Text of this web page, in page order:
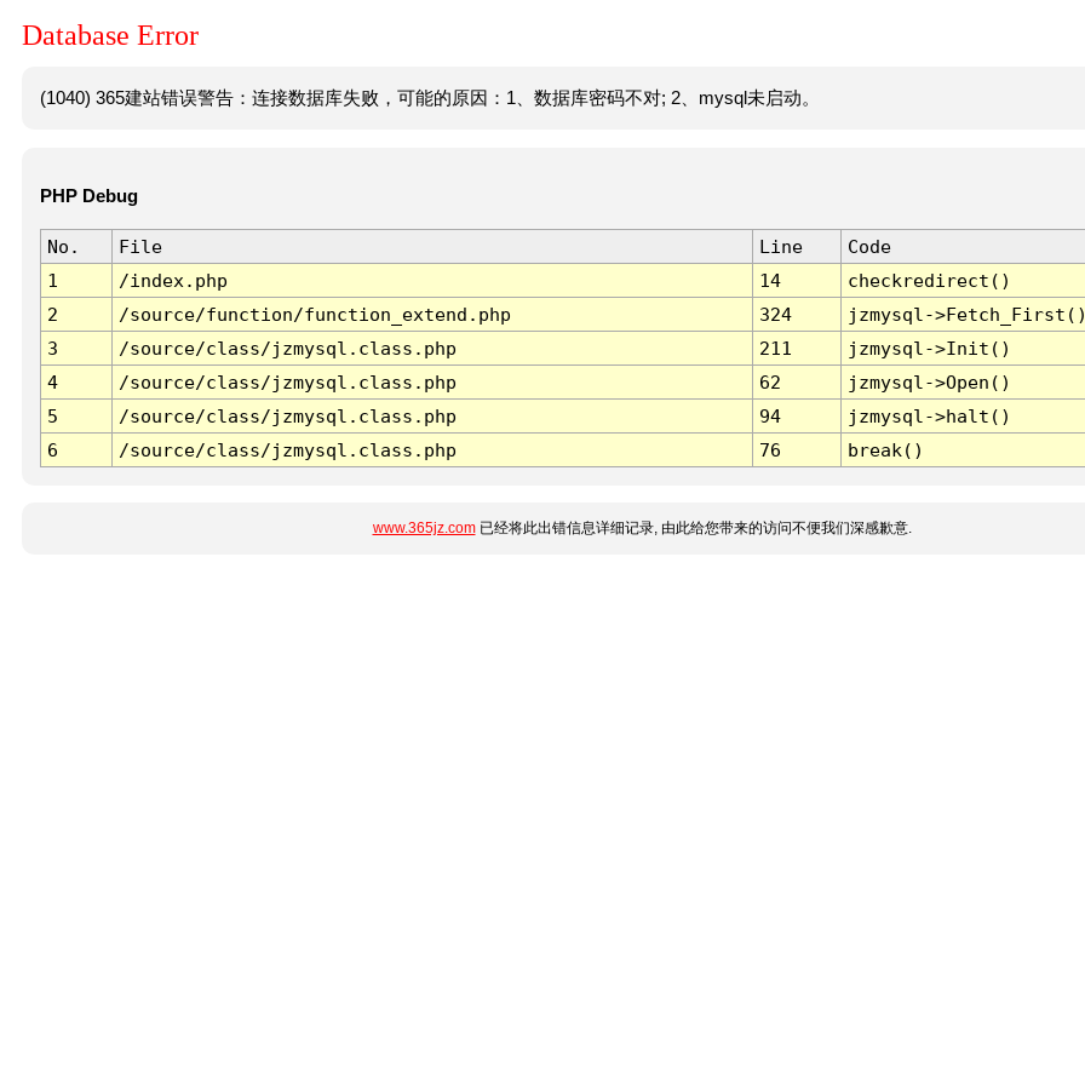
Database Error
(1040) 365建站错误警告：连接数据库失败，可能的原因：1、数据库密码不对; 2、mysql未启动。
PHP Debug
No. File Line
Code
1
/index.php 14
checkredirect()
2
/source/function/function_extend.php 324
jzmysql-
3
/source/class/jzmysql.class.php 211
jzmysql->Init()
4
/source/class/jzmysql.class.php 62
jzmysql->Open()
5
/source/class/jzmysql.class.php 94
jzmysql->halt()
6
/source/class/jzmysql.class.php 76 break()
www.365jz.com已经将此出错信息详细记录, 由此给您带来的访问不便我们深感歉意.